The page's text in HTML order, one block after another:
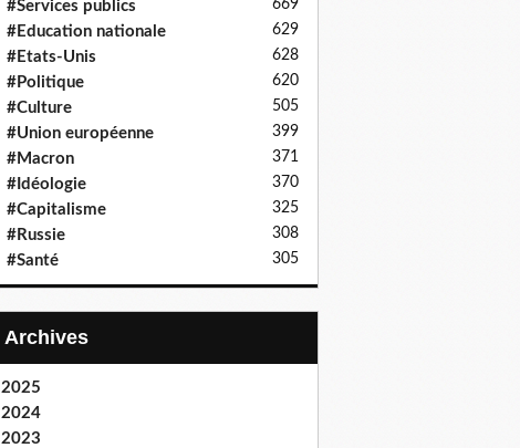
#Services publics 669
#Education nationale 629
#Etats-Unis 628
#Politique 620
#Culture 505
#Union européenne 399
#Macron 371
#Idéologie 370
#Capitalisme 325
#Russie 308
#Santé 305
Archives
2025
2024
2023